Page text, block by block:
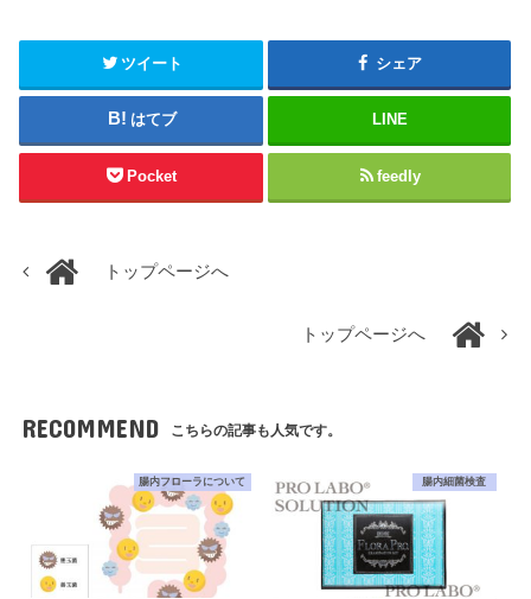
ツイート シェア
はてブ LINE
Pocket feedly
トップページへ
トップページへ
RECOMMEND こちらの記事も人気です。
腸内フローラについて 腸内細菌検査